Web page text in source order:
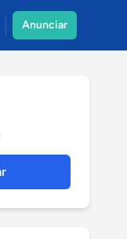
Anunciar